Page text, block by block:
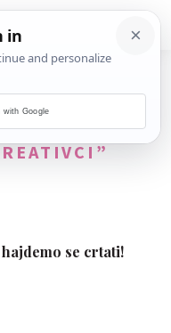
ZA
se crtati!
with Google